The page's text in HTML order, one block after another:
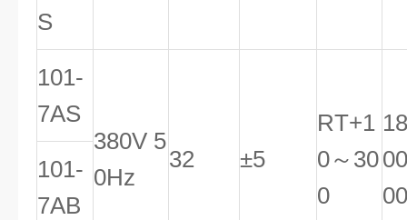
S
101-
7AS
380V 5
0Hz
32 ±5
RT+1
0～30
0
00
101-
7AB